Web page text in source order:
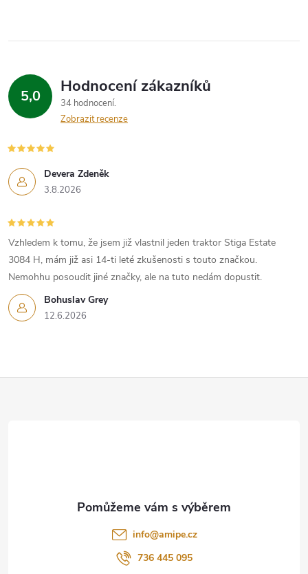
v
p
i
s
u
5,0 Hodnocení zákazníků
34 hodnocení
Zobrazit recenze
Devera Zdeněk
3.8.2026
Bohuslav Grey
12.6.2026
Vzhledem k tomu, že jsem již vlastnil jeden traktor Stiga Estate
3084 H, mám již asi 14-ti leté zkušenosti s touto značkou.
Nemohhu posoudit jiné značky, ale na tuto nedám dopustit.
info@amipe.cz
736 445 095